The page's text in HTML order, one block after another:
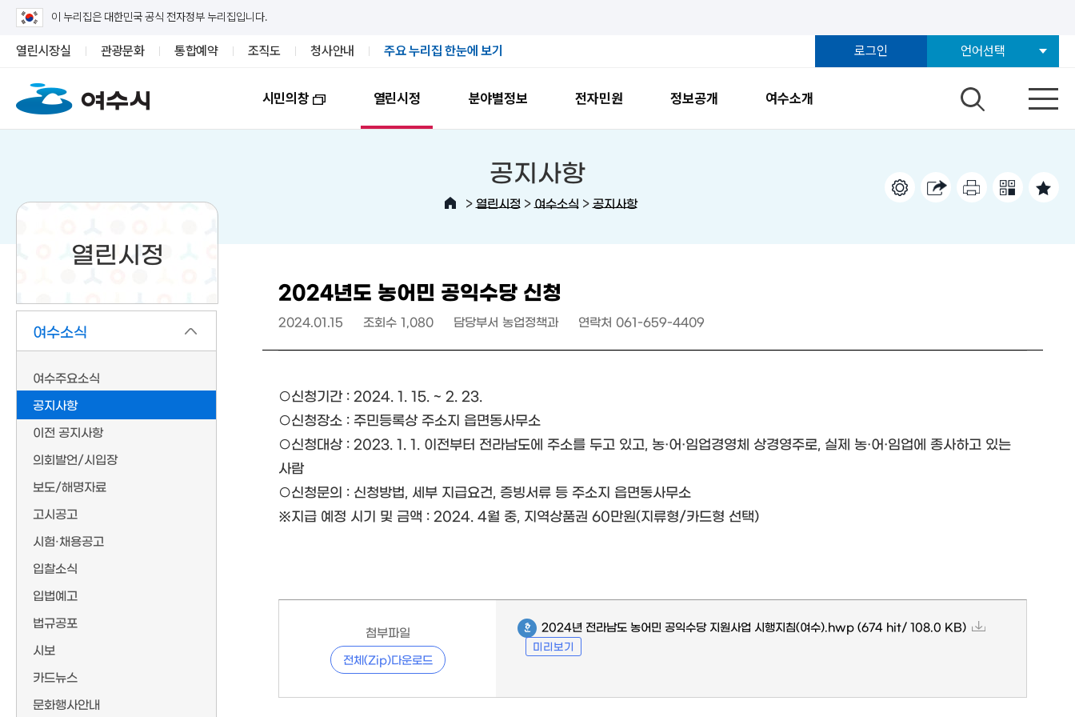
이 누리집은 대한민국 공식 전자정부 누리집입니다.
열린시장실 관광문화 통합예약 조직도 청사안내 주요 누리집 한눈에 보기 로그인 언어선택
시민의창 열린시정 분야별정보 전자민원 정보공개 여수소개
열린시정
여수소식
여수주요소식
공지사항
이전 공지사항
의회발언/시입장
보도/해명자료
고시공고
시험·채용공고
입찰소식
입법예고
법규공포
시보
카드뉴스
문화행사안내
공지사항
> 열린시정 > 여수소식 > 공지사항
2024년도 농어민 공익수당 신청
2024.01.15 조회수 1,080 담당부서 농업정책과 연락처 061-659-4409
○신청기간 : 2024. 1. 15. ~ 2. 23.
○신청장소 : 주민등록상 주소지 읍면동사무소
○신청대상 : 2023. 1. 1. 이전부터 전라남도에 주소를 두고 있고, 농·어·임업경영체 상경영주로, 실제 농·어·임업에 종사하고 있는
사람
○신청문의 : 신청방법, 세부 지급요건, 증빙서류 등 주소지 읍면동사무소
※지급 예정 시기 및 금액 : 2024. 4월 중, 지역상품권 60만원(지류형/카드형 선택)
첨부파일
전체(Zip)다운로드
2024년 전라남도 농어민 공익수당 지원사업 시행지침(여수).hwp (674 hit/ 108.0 KB)
미리보기